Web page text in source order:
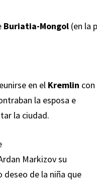
Buriatia-Mongol (en la
en el Kremlin
la esposa e
la ciudad.
Markizov su
deseo de la niña que